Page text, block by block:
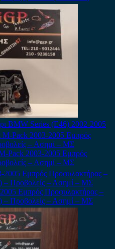
BMW Series (E46) 2002-2005
Pack 2003-2005 Εμπρός
– Ασημί – ΜΣ
Εμπρός Προφυλακτήρας –
– Προβολείς – Ασημί – ΜΣ